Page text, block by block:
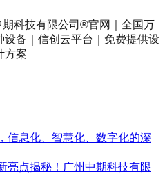
信息化、智慧化、数字化的深
亮点揭秘！广州中期科技有限